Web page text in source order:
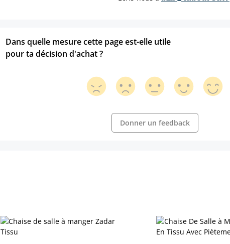
Dans quelle mesure cette page est-elle utile
pour ta décision d'achat ?
Donner un feedback